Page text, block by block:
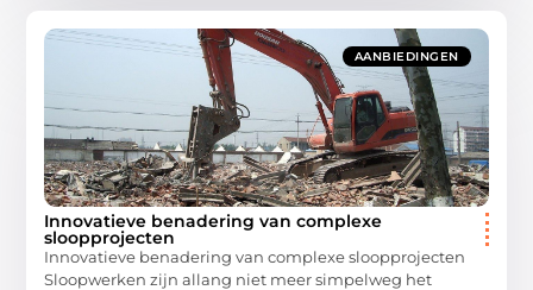
AANBIEDINGEN
Innovatieve benadering van complexe
sloopprojecten
Innovatieve benadering van complexe sloopprojecten
Sloopwerken zijn allang niet meer simpelweg het